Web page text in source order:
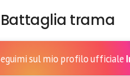
Battaglia trama
sul mio profilo ufficiale